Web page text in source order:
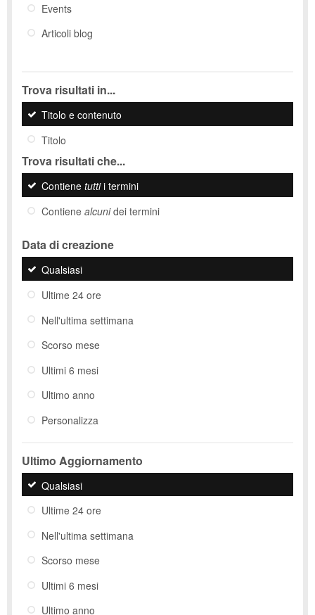
Events
Articoli blog
Trova risultati in...
Titolo e contenuto
Titolo
Trova risultati che...
Contiene tuttii termini
Contiene alcunidei termini
Data di creazione
Qualsiasi
Ultime 24 ore
Nell'ultima settimana
Scorso mese
Ultimi 6 mesi
Ultimo anno
Personalizza
Ultimo Aggiornamento
Qualsiasi
Ultime 24 ore
Nell'ultima settimana
Scorso mese
Ultimi 6 mesi
Ultimo anno